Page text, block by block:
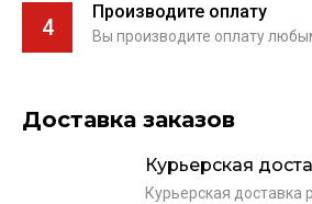
4
Производите оплату
Вы производите оплату
Доставка заказов
Курьерская
Курьерская доставка